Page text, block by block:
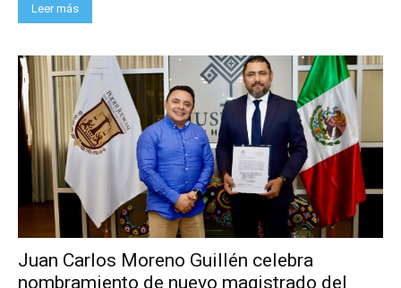
Leer más
Juan Carlos Moreno Guillén celebra
nombramiento de nuevo magistrado del